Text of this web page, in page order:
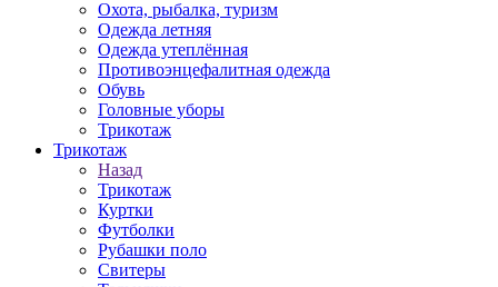
Охота, рыбалка, туризм
Одежда летняя
Одежда утеплённая
Противоэнцефалитная одежда
Обувь
Головные уборы
Трикотаж
Трикотаж
Назад
Трикотаж
Куртки
Футболки
Рубашки поло
Свитеры